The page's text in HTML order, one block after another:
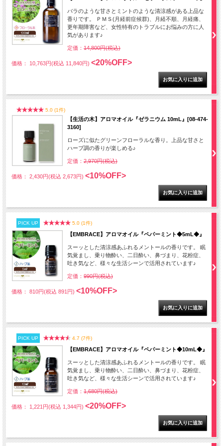
バラのような甘さとミントのような清涼感がある上品な
香りです。 ＰＭＳ(月経前症候群)、月経不順、月経痛、
更年期障害など、女性特有のトラブルにお悩みの方に人
気があります♪
定価： 14,800円(税込)
価格： 10,763円(税込 11,840円) <20%OFF>
5.0 (1件)
【生活の木】アロマオイル『ゼラニウム 10mL』[08-474-
3160]
ローズに似たグリーンフローラルな香り。上品な甘さと
ハーブ調の香りが楽しめる♪
定価： 2,970円(税込)
価格： 2,430円(税込 2,673円) <10%OFF>
PICK UP 5.0 (1件)
【EMBRACE】アロマオイル『ペパーミント◆5mL◆』
スーッとした清涼感あふれるメントールの香りです。 眠
気覚まし、乗り物酔い、二日酔い、鼻づまり、花粉症、
吐き気など、様々な生活シーンで活用されています♪
定価： 990円(税込)
価格： 810円(税込 891円) <10%OFF>
PICK UP 4.7 (7件)
【EMBRACE】アロマオイル『ペパーミント◆10mL◆』
スーッとした清涼感あふれるメントールの香りです。 眠
気覚まし、乗り物酔い、二日酔い、鼻づまり、花粉症、
吐き気など、様々な生活シーンで活用されています♪
定価： 1,680円(税込)
価格： 1,221円(税込 1,344円) <20%OFF>